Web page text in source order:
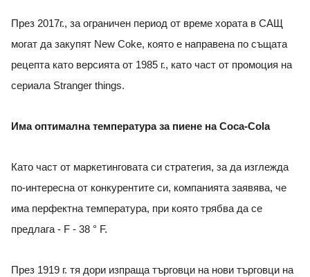
През 2017г., за ограничен период от време хората в САЩ
могат да закупят New Coke, която е направена по същата
рецепта като версията от 1985 г., като част от промоция на
сериала Stranger things.
Има оптимална температура за пиене на Coca-Cola
Като част от маркетинговата си стратегия, за да изглежда
по-интересна от конкурентите си, компанията заявява, че
има перфектна температура, при която трябва да се
предлага - F - 38 ° F.
През 1919 г. тя дори изпраща търговци на нови търговци на